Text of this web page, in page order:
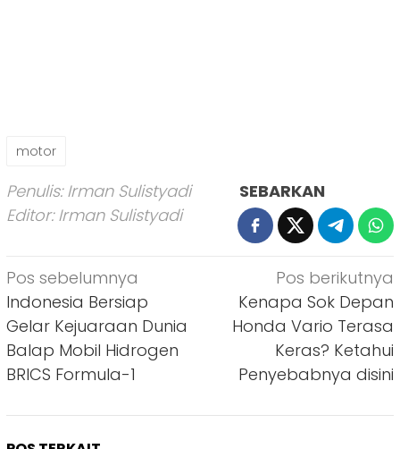
motor
Penulis: Irman Sulistyadi
Editor: Irman Sulistyadi
SEBARKAN
Navigasi
pos
Pos sebelumnya
Indonesia Bersiap
Gelar Kejuaraan Dunia
Balap Mobil Hidrogen
BRICS Formula-1
Pos berikutnya
Kenapa Sok Depan
Honda Vario Terasa
Keras? Ketahui
Penyebabnya disini